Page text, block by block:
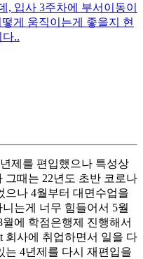
, 입사 3주차에 부서이동이
게 움직이는게 좋을지 현
..
제를 편입했으나 특성상
그때는 22년도 초반 코로나
으나 4월부터 대면수업을
는게 너무 힘들어서 5월
에 학점은행제 진행해서
회사에 취업하면서 일을 다
는 4년제를 다시 재편입을